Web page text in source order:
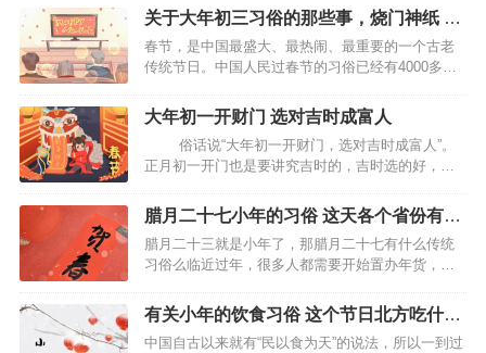
午节的风俗习惯不是很了解，下面小编就详细介绍
下，希望对大家有所帮助。…
关于大年初三习俗的那些事，烧门神纸 熄
灯早睡 要贴赤口
春节，是中国最盛大、最热闹、最重要的一个古老
传统节日。中国人民过春节的习俗已经有4000多年
俗，在当今社会也仍留有很多风俗习惯。关于大年
初三。你知道的习俗有多少？…
大年初一开财门 选对吉时成富人
俗话说“大年初一开财门，选对吉时成富人”。
正月初一开门也是要讲究吉时的，吉时选的好，就
呢，下面跟随小编来看看。 大年初一“开财门”什么
时间最好 大年初一开财门的时间一般是在大年的…
腊月二十七小年的习俗 这天各个省份有什
么活动
腊月二十三就是小年了，那腊月二十七有什么传统
习俗么临近过年，很多人都需要开始置办年货，这
知道什么腊月二十七，这天又有有什么习俗呢？下
面就让我们一起来看一下吧。 什么是腊月二十七 农
历腊月二十七过…
有关小年的饮食习俗 这个节日北方吃什么
菜
中国自古以来就有“民以食为天”的说法，所以一到过